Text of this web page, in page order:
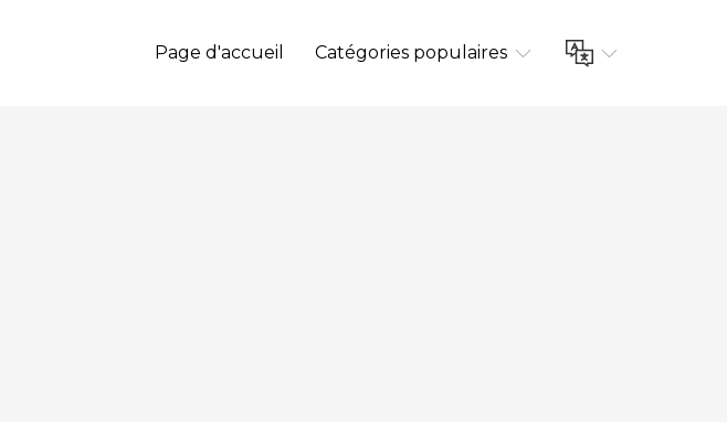
Page d'accueil Catégories populaires